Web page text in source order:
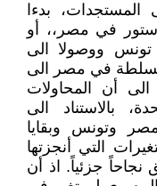
بدءا
في مصر،، أو
تونس ووصولا الى
السلطة في مصر الى
الى أن المحاولات
بالاستناد الى
وتونس وبقايا
التي أنجزتها
جزئياً. اذ أن